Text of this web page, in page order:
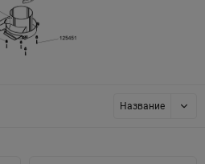
Название